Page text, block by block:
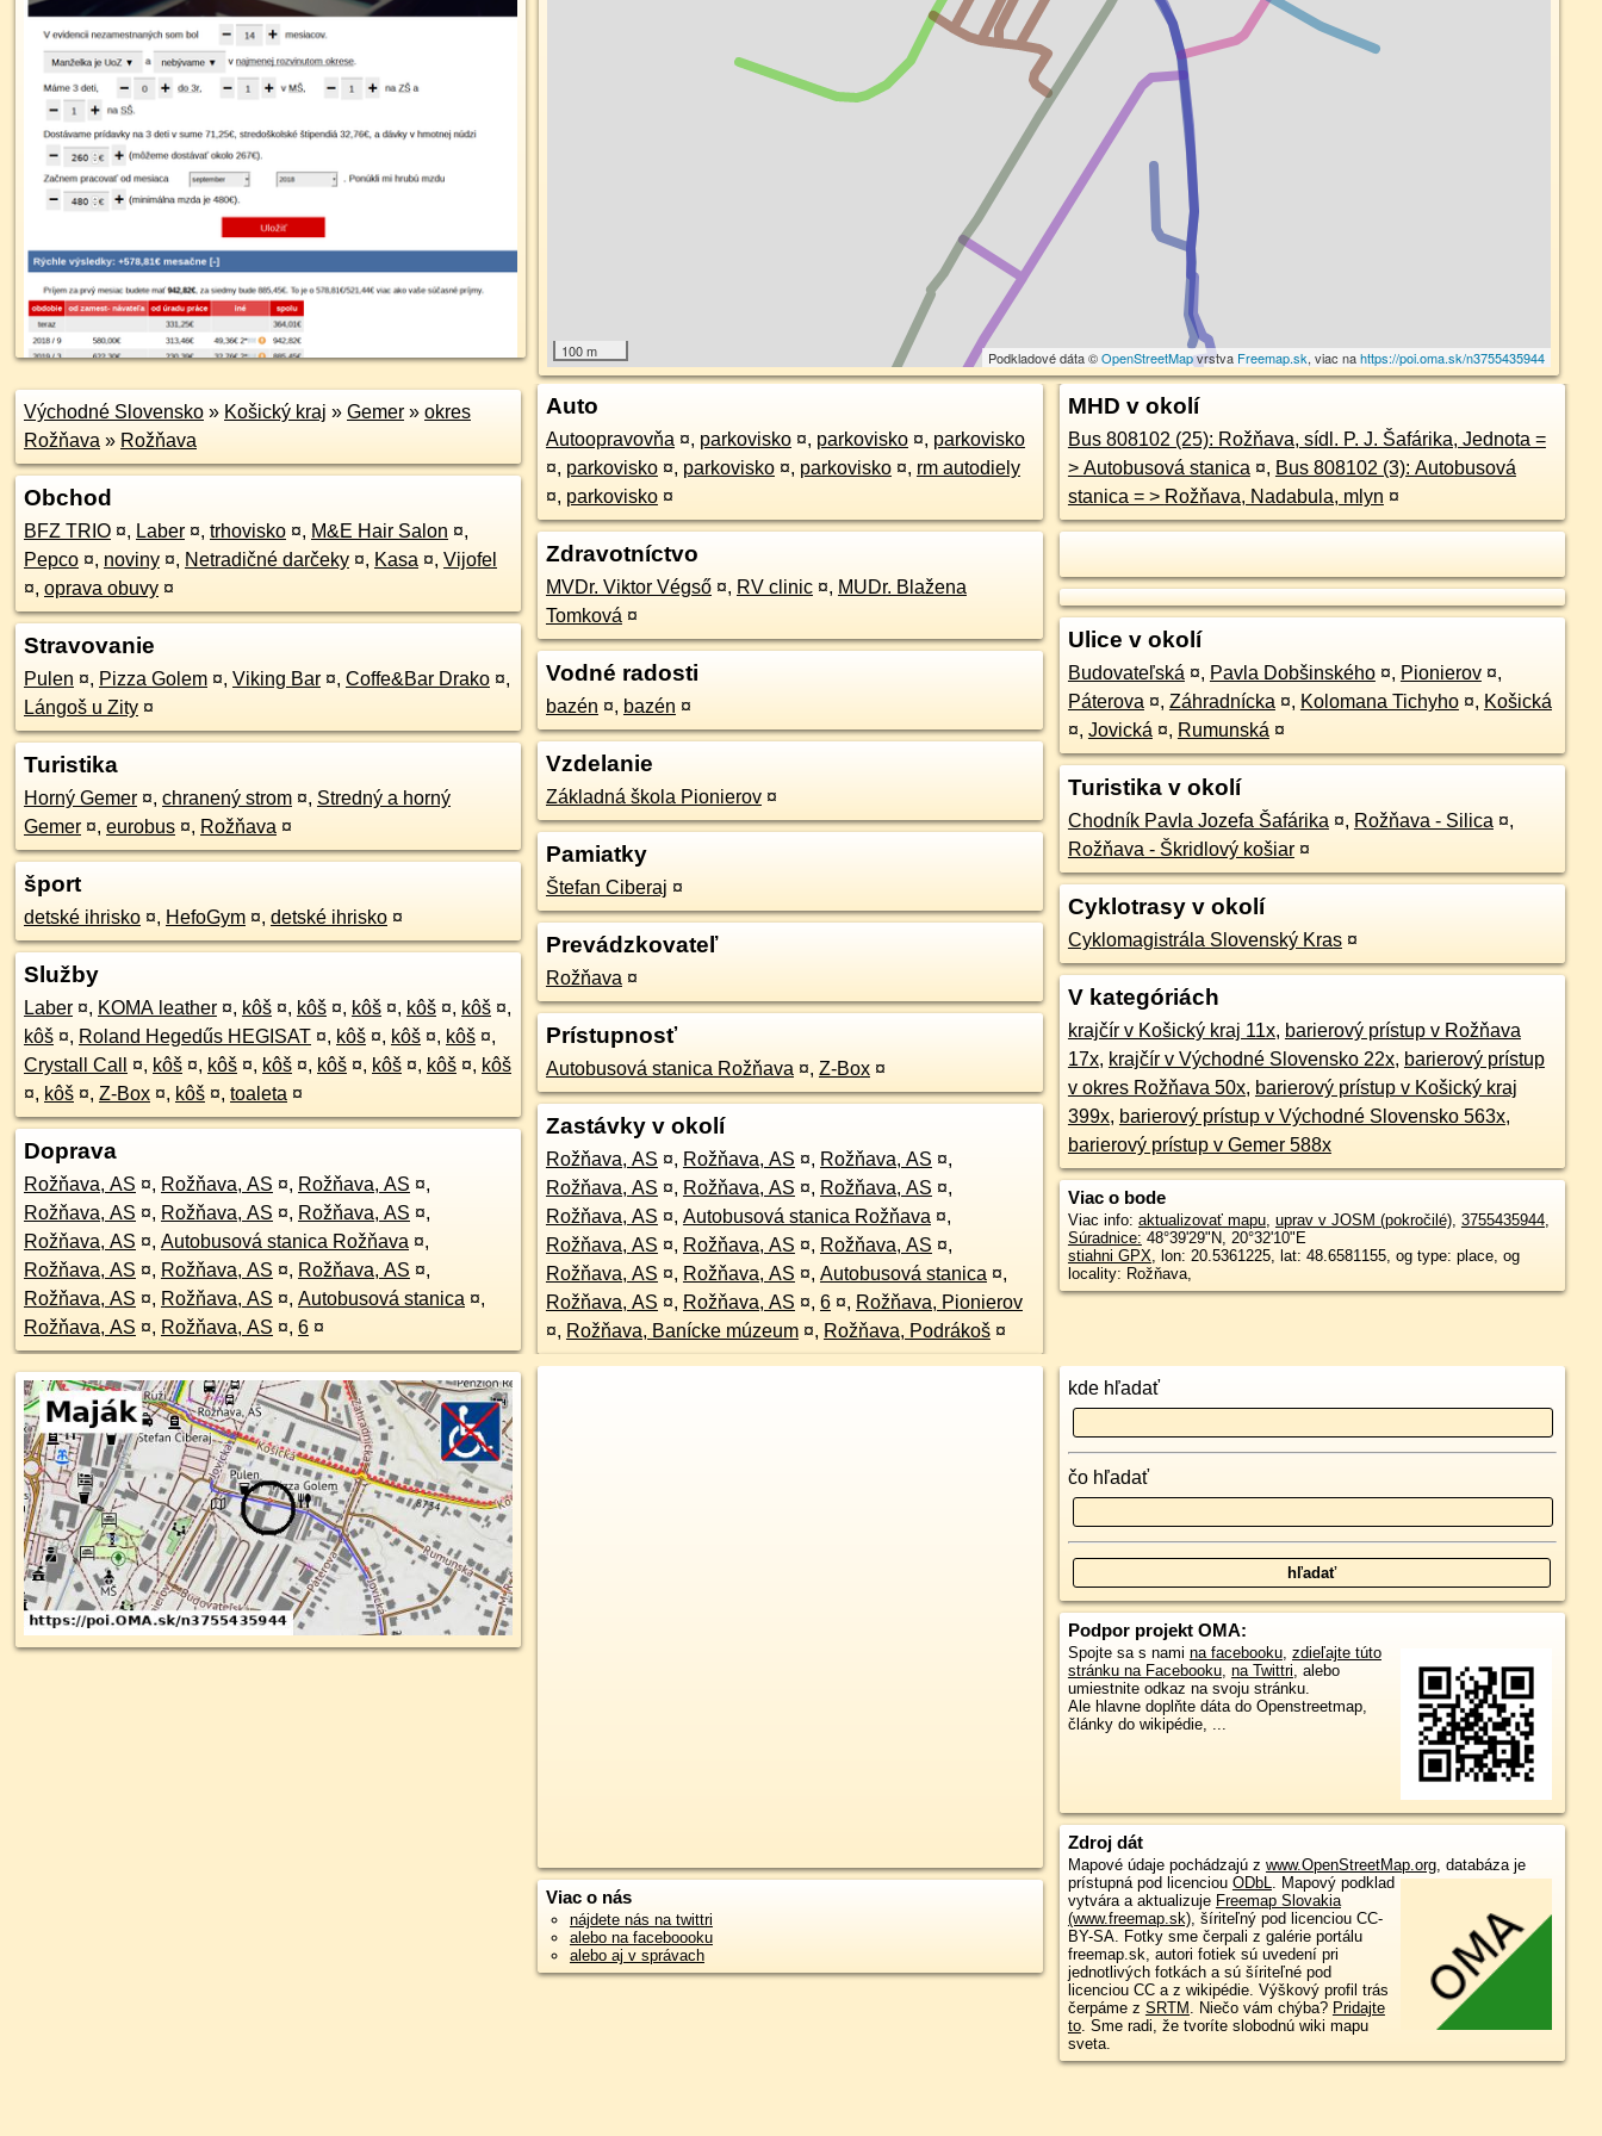
100 m Podkladové dáta ©OpenStreetMapvrstva Freemap.sk, viac nahttps://poi.oma.sk/n3755435944
Východné Slovensko » Košický kraj » Gemer » okres
Rožňava » Rožňava
Obchod
BFZ TRIO ¤, Laber ¤, trhovisko ¤, M&E Hair Salon ¤,
Pepco ¤, noviny ¤, Netradičné darčeky ¤, Kasa ¤, Vijofel
¤, oprava obuvy ¤
Stravovanie
Pulen ¤, Pizza Golem ¤, Viking Bar ¤, Coffe&Bar Drako ¤,
Lángoš u Zity ¤
Turistika
Horný Gemer ¤, chranený strom ¤, Stredný a horný
Gemer ¤, eurobus ¤, Rožňava ¤
šport
detské ihrisko ¤, HefoGym ¤, detské ihrisko ¤
Služby
Laber ¤, KOMA leather ¤, kôš ¤, kôš ¤, kôš ¤, kôš ¤, kôš ¤,
kôš ¤, Roland Hegedűs HEGISAT ¤, kôš ¤, kôš ¤, kôš ¤,
Crystall Call
¤, kôš ¤, kôš ¤, kôš ¤, kôš ¤, kôš ¤, kôš ¤, kôš
¤, kôš ¤, Z-Box ¤, kôš ¤, toaleta ¤
Doprava
Rožňava, AS ¤, Rožňava, AS ¤, Rožňava, AS ¤,
Rožňava, AS ¤, Rožňava, AS ¤, Rožňava, AS ¤,
Rožňava, AS ¤, Autobusová stanica Rožňava ¤,
Rožňava, AS ¤, Rožňava, AS ¤, Rožňava, AS ¤,
Rožňava, AS ¤, Rožňava, AS ¤, Autobusová stanica ¤,
Rožňava, AS ¤, Rožňava, AS ¤, 6 ¤
Auto
Autoopravovňa ¤, parkovisko ¤, parkovisko ¤, parkovisko
¤, parkovisko ¤, parkovisko ¤, parkovisko ¤, rm autodiely
¤, parkovisko ¤
Zdravotníctvo
MVDr. Viktor Végső ¤, RV clinic ¤, MUDr. Blažena
Tomková ¤
Vodné radosti
bazén ¤, bazén ¤
Vzdelanie
Základná škola Pionierov ¤
Pamiatky
Štefan Ciberaj ¤
Prevádzkovateľ
Rožňava ¤
Prístupnosť
Autobusová stanica Rožňava ¤, Z-Box ¤
Zastávky v okolí
Rožňava, AS ¤, Rožňava, AS ¤, Rožňava, AS ¤,
Rožňava, AS ¤, Rožňava, AS ¤, Rožňava, AS ¤,
Rožňava, AS ¤, Autobusová stanica Rožňava ¤,
Rožňava, AS ¤, Rožňava, AS ¤, Rožňava, AS ¤,
Rožňava, AS ¤, Rožňava, AS ¤, Autobusová stanica ¤,
Rožňava, AS ¤, Rožňava, AS ¤, 6 ¤, Rožňava, Pionierov
¤, Rožňava, Banícke múzeum ¤, Rožňava, Podrákoš ¤
MHD v okolí
Bus 808102 (25): Rožňava, sídl. P. J. Šafárika, Jednota =
> Autobusová stanica ¤, Bus 808102 (3): Autobusová
stanica = > Rožňava, Nadabula, mlyn ¤
Ulice v okolí
Budovateľská ¤, Pavla Dobšinského ¤, Pionierov ¤,
Páterova ¤, Záhradnícka ¤, Kolomana Tichyho ¤, Košická
¤, Jovická ¤, Rumunská ¤
Turistika v okolí
Chodník Pavla Jozefa Šafárika ¤, Rožňava - Silica ¤,
Rožňava - Škridlový košiar ¤
Cyklotrasy v okolí
Cyklomagistrála Slovenský Kras ¤
V kategóriách
krajčír v Košický kraj 11x, barierový prístup v Rožňava
17x, krajčír v Východné Slovensko 22x, barierový prístup
v okres Rožňava 50x, barierový prístup v Košický kraj
399x, barierový prístup v Východné Slovensko 563x,
barierový prístup v Gemer 588x
Viac o bode
Viac info: aktualizovať mapu, uprav v JOSM (pokročilé), 3755435944,
Súradnice: 48°39'29"N, 20°32'10"E
stiahni GPX, lon: 20.5361225, lat: 48.6581155, og type: place, og
locality: Rožňava,
Viac o nás
nájdete nás na twittri
alebo na faceboooku
alebo aj v správach
kde hľadať
čo hľadať
Podpor projekt OMA:
Spojte sa s nami na facebooku, zdieľajte túto
stránku na Facebooku, na Twittri, alebo
umiestnite odkaz na svoju stránku.
Ale hlavne doplňte dáta do Openstreetmap,
články do wikipédie, ...
Zdroj dát
Mapové údaje pochádzajú z www.OpenStreetMap.org, databáza je
prístupná pod licenciou ODbL. Mapový podklad
vytvára a aktualizuje Freemap Slovakia
(www.freemap.sk), šíriteľný pod licenciou CC-
BY-SA. Fotky sme čerpali z galérie portálu
freemap.sk, autori fotiek sú uvedení pri
jednotlivých fotkách a sú šíriteľné pod
licenciou CC a z wikipédie. Výškový profil trás
čerpáme z SRTM . Niečo vám chýba? Pridajte
to. Sme radi, že tvoríte slobodnú wiki mapu
sveta.